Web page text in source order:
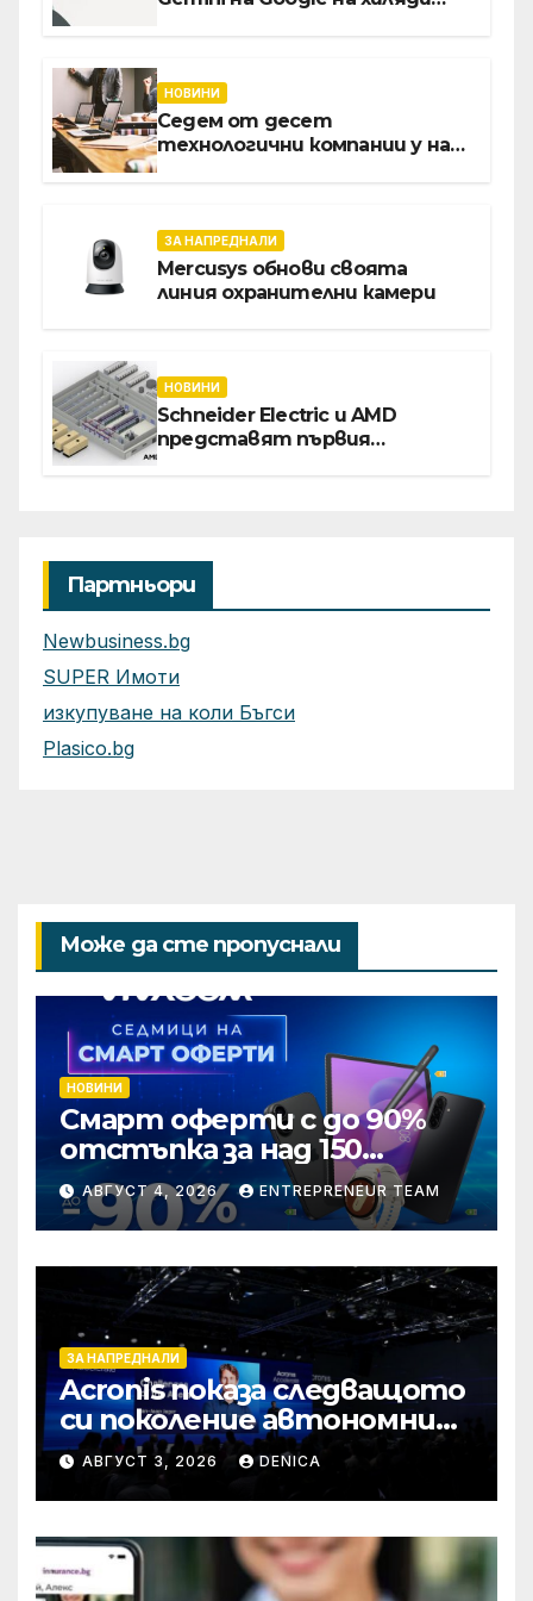
НОВИНИ
Седем от десет
технологични компании у нас
ЗА НАПРЕДНАЛИ
Mercusys обнови своята
линия охранителни камери
НОВИНИ
Schneider Electric и AMD
представят първия
Партньори
Newbusiness.bg
SUPER Имоти
изкупуване на коли Бъгси
Plasico.bg
Може да сте пропуснали
НОВИНИ
Смарт оферти с до 90%
отстъпка за над 150
устройства от Vivacom
през август
АВГУСТ 4, 2026 ENTREPRENEUR TEAM
ЗА НАПРЕДНАЛИ
Acronis показа следващото
си поколение автономни
услуги
АВГУСТ 3, 2026 DENICA